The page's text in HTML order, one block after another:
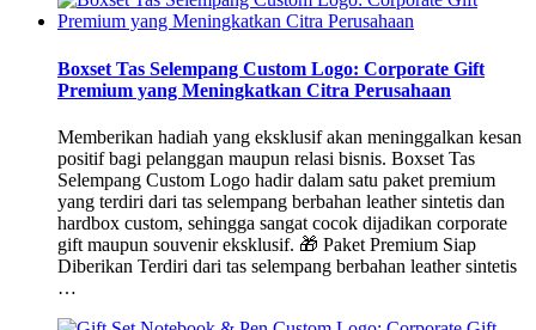
Boxset Tas Selempang Custom Logo: Corporate Gift
Premium yang Meningkatkan Citra Perusahaan
Memberikan hadiah yang eksklusif akan meninggalkan kesan
positif bagi pelanggan maupun relasi bisnis. Boxset Tas
Selempang Custom Logo hadir dalam satu paket premium
yang terdiri dari tas selempang berbahan leather sintetis dan
hardbox custom, sehingga sangat cocok dijadikan corporate
gift maupun souvenir eksklusif. 🎁 Paket Premium Siap
Diberikan Terdiri dari tas selempang berbahan leather sintetis
…